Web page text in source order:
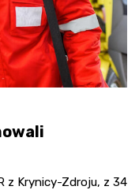
z Krynicy-Zdroju, z 34